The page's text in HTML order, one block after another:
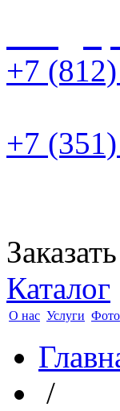
+7
+7
Каталог
О нас Услуги Фото
/